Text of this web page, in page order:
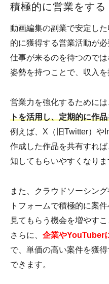
積極的に営業をする
動画編集の副業で安定し
的に獲得する営業活動が必
仕事が来るのを待つので
姿勢を持つことで、収入を
営業力を強化するためには
トを活用し、定期的に作
例えば、X（旧Twitter）や
作成した作品を共有すれ
知してもらいやすくなりま
また、クラウドソーシン
トフォームで積極的に案
見てもらう機会を増やすこ
さらに、 企業やYouTuber
で、単価の高い案件を獲
できます。